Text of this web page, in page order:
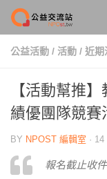
Skip to content
公益活動 / 活動 / 近期
【活動幫推
績優團隊競賽
BY NPOST 編輯室 · 14
報名截止收